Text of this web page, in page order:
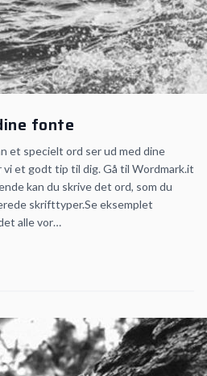
fonte
et specielt ord ser ud med dine
et godt tip til dig. Gå til Wordmark.it
kan du skrive det ord, som du
skrifttyper.Se eksemplet
alle vor…